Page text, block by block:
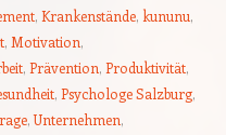
, Krankenstände, kununu,
, Motivation,
, Prävention, Produktivität,
, Psychologe Salzburg,
,Unternehmen,